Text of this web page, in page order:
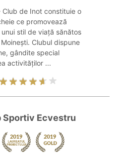
Club de Inot constituie o
ce promovează
stil de viață sănătos
Clubul dispune
gândite special
activităților ...
Sportiv Ecvestru